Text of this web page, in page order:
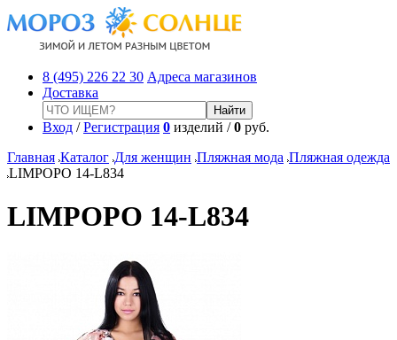
8 (495) 226 22 30 Адреса магазинов
Доставка
Вход /Регистрация 0 изделий /0 руб.
Главная Каталог Для женщин Пляжная мода Пляжная одежда
LIMPOPO 14-L834
LIMPOPO 14-L834